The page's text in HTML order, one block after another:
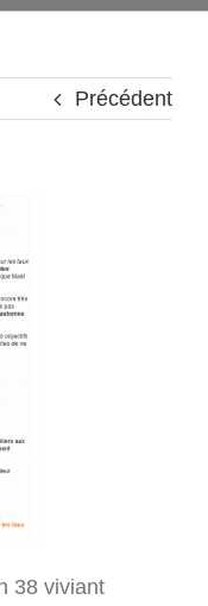
Précédent
38 viviant